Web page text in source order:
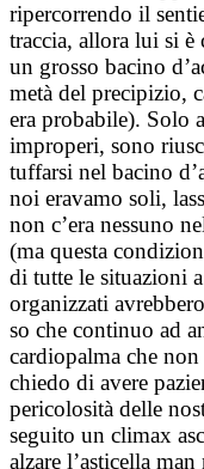
ripercorrendo il
traccia, allora lui si
un grosso bacino
metà del precipizio,
era probabile). Solo
improperi, sono
tuffarsi nel bacino
noi eravamo soli,
non c’era nessuno
(ma questa
di tutte le situazioni
organizzati
so che continuo ad
cardiopalma che
chiedo di avere
pericolosità delle
seguito un climax
alzare l’asticella